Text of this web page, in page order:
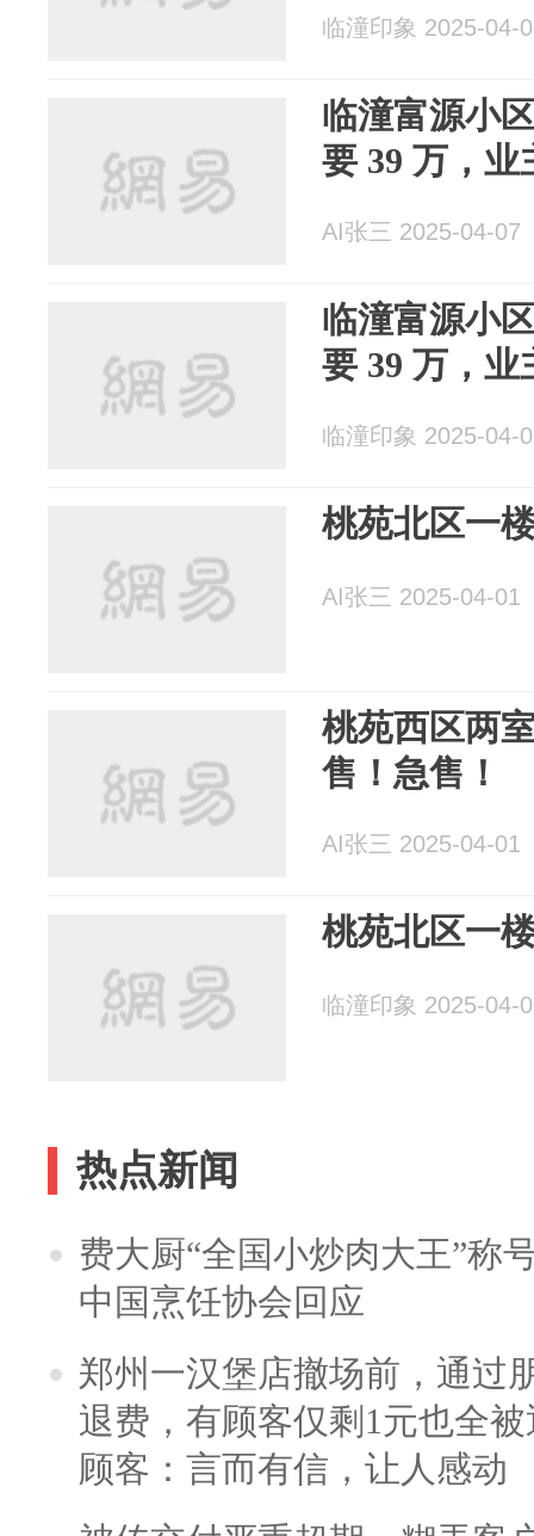
临潼印象 2025-04-
临潼富源小
要 39 万，业
AI张三 2025-04-07
临潼富源小
要 39 万，业
临潼印象 2025-04-
桃苑北区一
AI张三 2025-04-01
桃苑西区两
售！急售！
AI张三 2025-04-01
桃苑北区一
临潼印象 2025-04-
热点新闻
费大厨“全国小炒肉大王”称
中国烹饪协会回应
郑州一汉堡店撤场前，通过
退费，有顾客仅剩1元也全
顾客：言而有信，让人感动